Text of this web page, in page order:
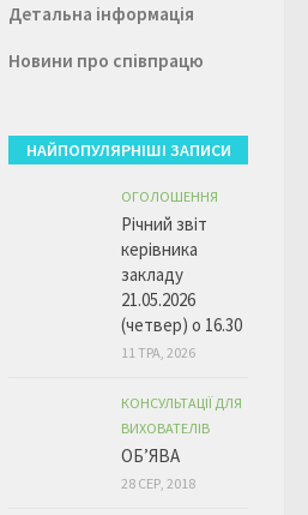
Детальна інформація
Новини про співпрацю
НАЙПОПУЛЯРНІШІ ЗАПИСИ
ОГОЛОШЕННЯ
Річний звіт
керівника
закладу
21.05.2026
(четвер) о 16.30
11 ТРА, 2026
КОНСУЛЬТАЦІЇ ДЛЯ
ВИХОВАТЕЛІВ
ОБ’ЯВА
28 СЕР, 2018